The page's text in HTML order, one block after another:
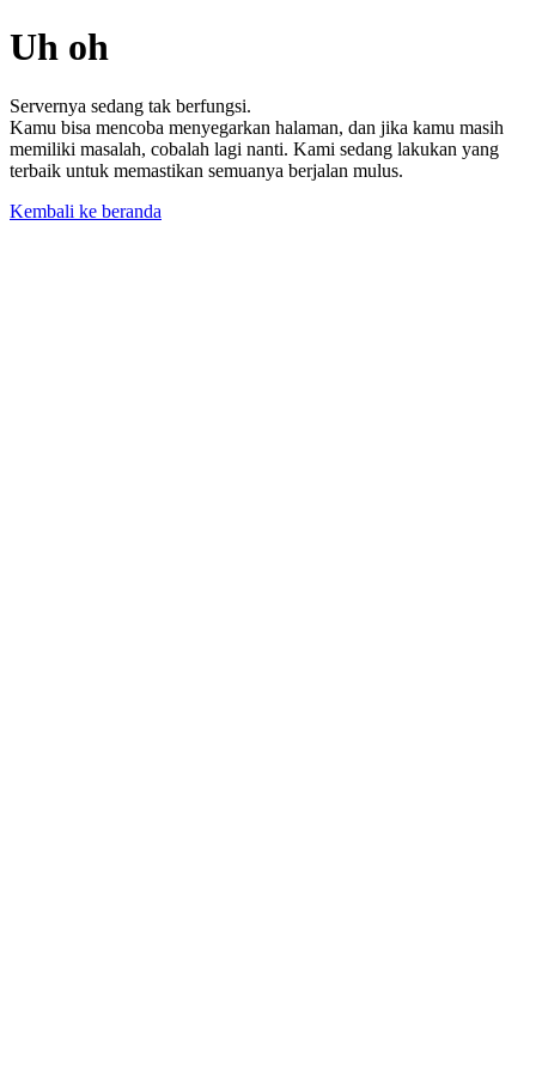
Uh oh
Servernya sedang tak berfungsi.
Kamu bisa mencoba menyegarkan halaman, dan jika kamu masih
memiliki masalah, cobalah lagi nanti. Kami sedang lakukan yang
terbaik untuk memastikan semuanya berjalan mulus.
Kembali ke beranda